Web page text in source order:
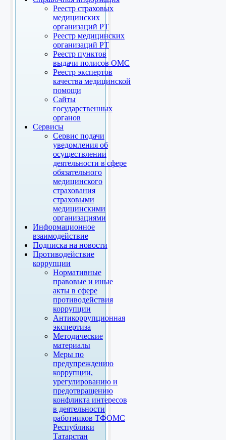
Реестр страховых
медицинских
организаций РТ
Реестр медицинских
организаций РТ
Реестр пунктов
выдачи полисов ОМС
Реестр экспертов
качества медицинской
помощи
Сайты
государственных
органов
Сервисы
Сервис подачи
уведомления об
осуществлении
деятельности в сфере
обязательного
медицинского
страхования
страховыми
медицинскими
организациями
Информационное
взаимодействие
Подписка на новости
Противодействие
коррупции
Нормативные
правовые и иные
акты в сфере
противодействия
коррупции
Антикоррупционная
экспертиза
Методические
материалы
Меры по
предупреждению
коррупции,
урегулированию и
предотвращению
конфликта интересов
в деятельности
работников ТФОМС
Республики
Татарстан